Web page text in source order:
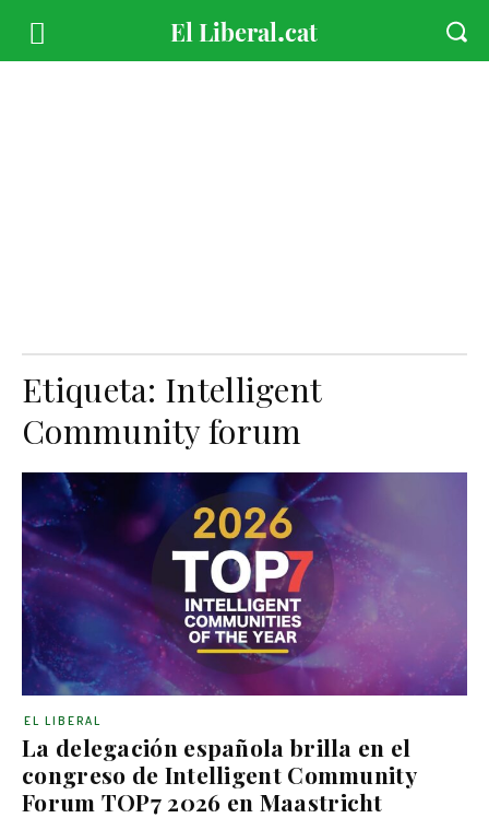
Etiqueta: Intelligent
Community forum
La delegación española brilla en el
congreso de Intelligent Community
Forum TOP7 2026 en Maastricht
EL LIBERAL